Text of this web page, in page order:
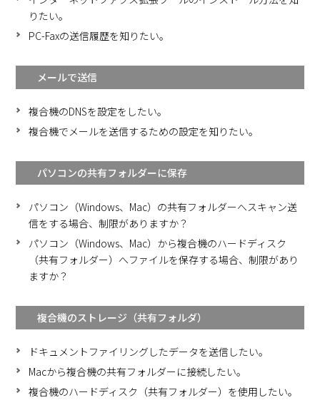
りたい。
PC-Faxの送信履歴を知りたい。
メールで送信
複合機のDNSを設定をしたい。
複合機でメールを送信するための設定を知りたい。
パソコンの共有フォルダーに保存
パソコン（Windows、Mac）の共有フォルダーへスキャン送
信をする場合、制限がありますか？
パソコン（Windows、Mac）から複合機のハードディスク
（共有フォルダー）へファイルを保存する場合、制限があり
ますか？
複合機のストレージ（共有フォルダ）
ドキュメントファイリングしたデータを送信したい。
Macから複合機の共有フォルダーに接続したい。
複合機のハードディスク（共有フォルダー）を使用したい。